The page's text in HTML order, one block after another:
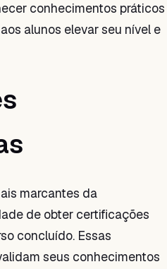
conhecimentos práticos
alunos elevar seu nível e
marcantes da
de obter certificações
concluído. Essas
seus conhecimentos